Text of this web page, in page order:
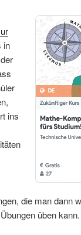
in
ins
die man dann
üben kann.